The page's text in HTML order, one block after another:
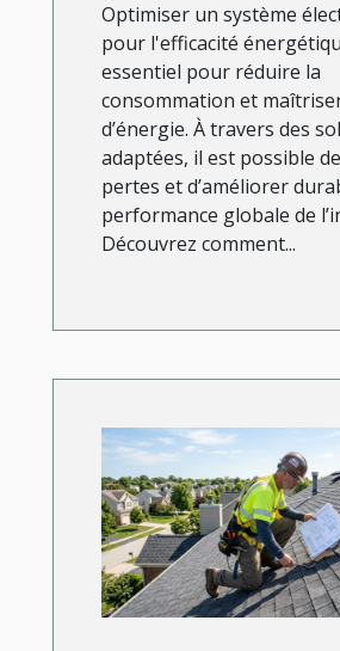
Optimiser un système
pour l'efficacité
essentiel pour réduire la
consommation et
d’énergie. À travers des
adaptées, il est possible
pertes et d’améliorer
performance globale de
Découvrez comment...